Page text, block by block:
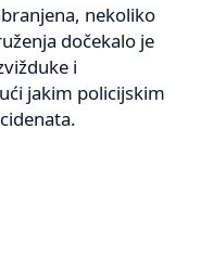
nekoliko
dočekalo je
i
jakim policijskim